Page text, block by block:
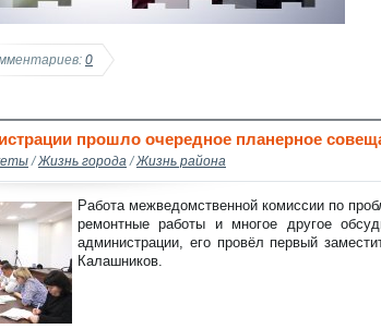
0
прошло очередное планерное
/Жизнь города /Жизнь района
Работа межведомственной комиссии по
ремонтные работы и многое другое
администрации, его провёл первый
Калашников.